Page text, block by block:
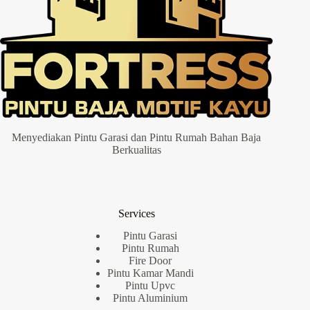
Menyediakan Pintu Garasi dan Pintu Rumah Bahan Baja
Berkualitas
Services
Pintu Garasi
Pintu Rumah
Fire Door
Pintu Kamar Mandi
Pintu Upvc
Pintu Aluminium